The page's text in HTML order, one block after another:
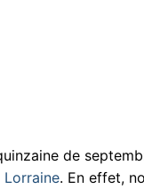
de
Lorraine. En effet,